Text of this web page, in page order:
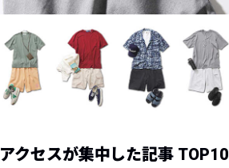
アクセスが集中した記事 TOP10